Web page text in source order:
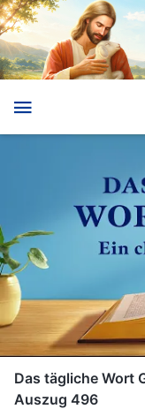
Das tägliche Wort
Auszug 496